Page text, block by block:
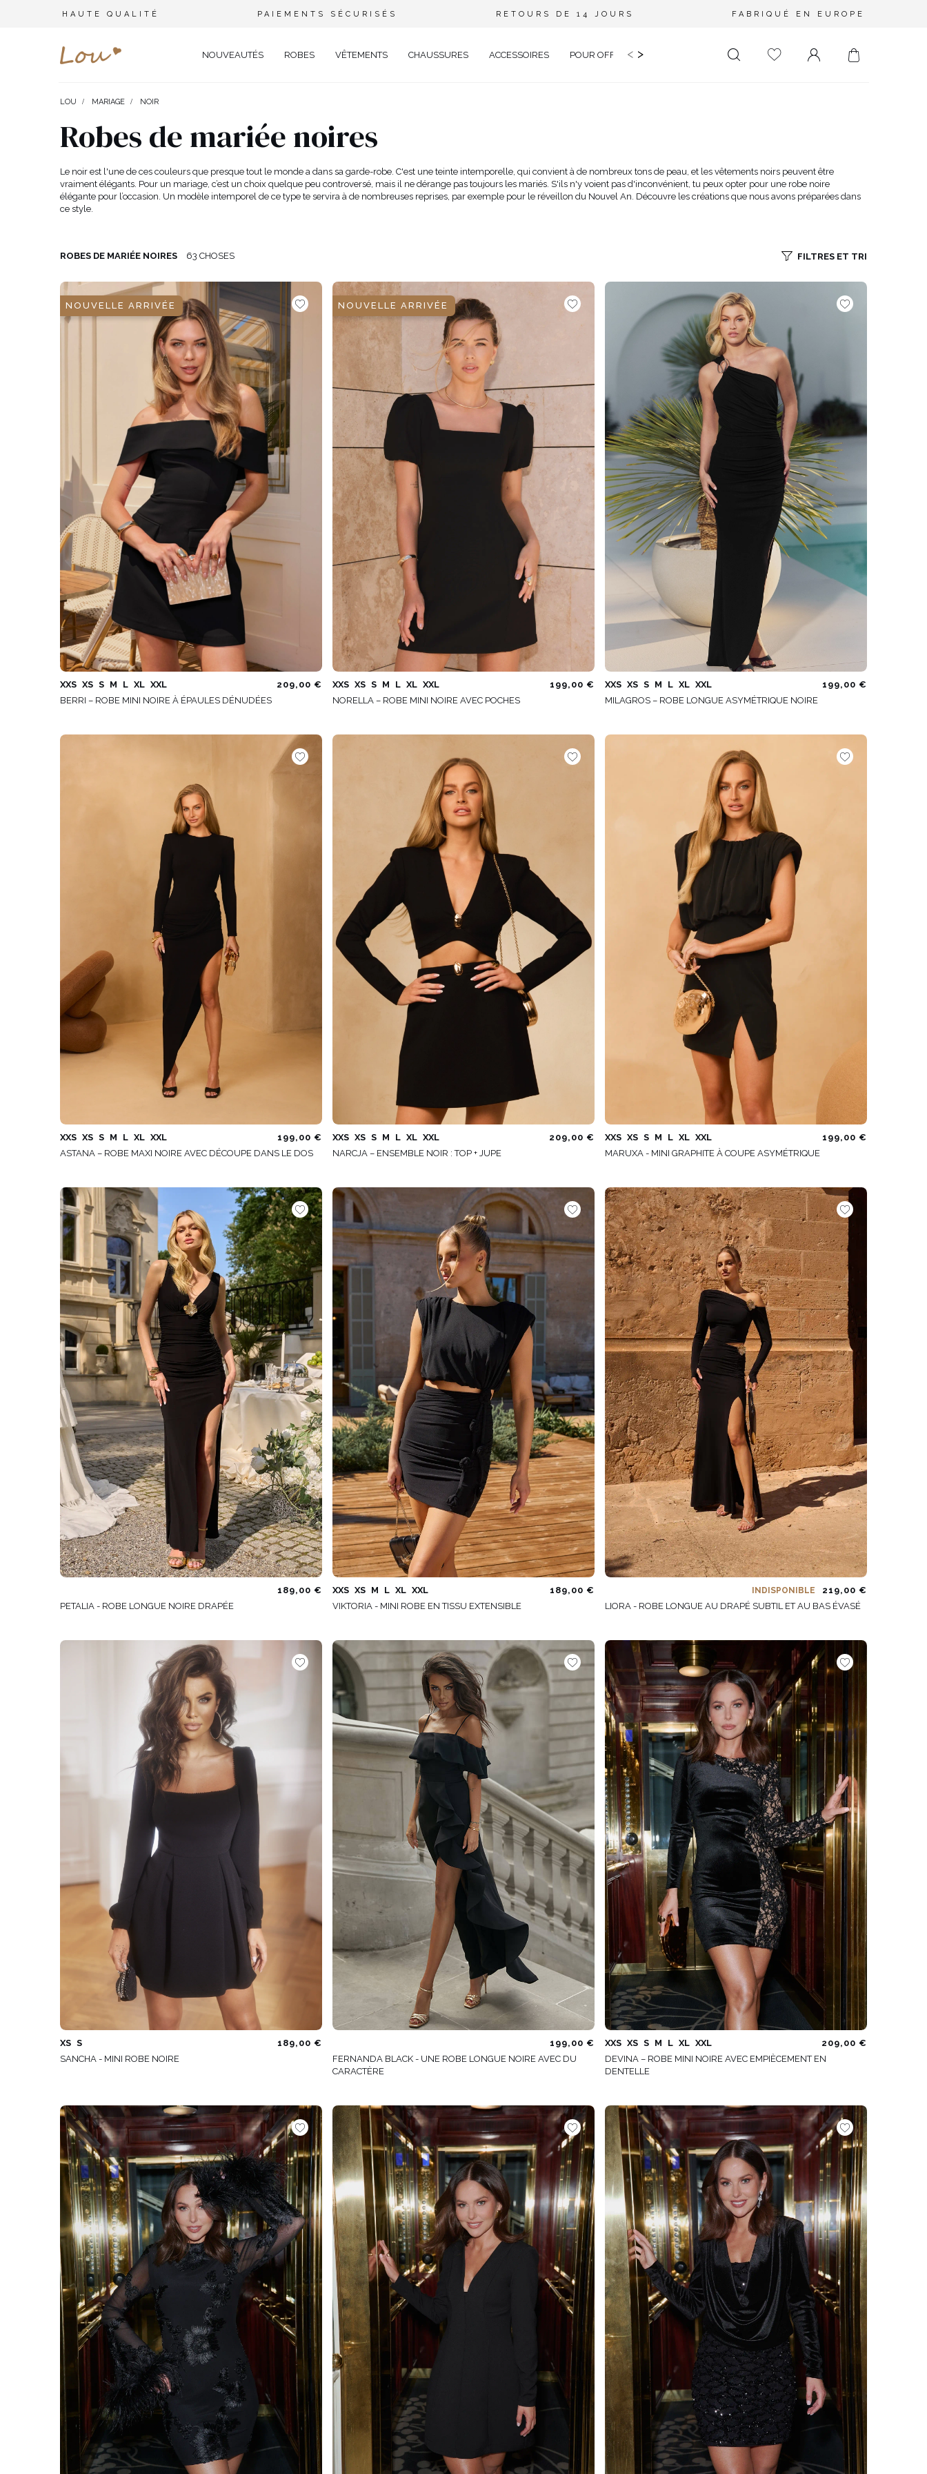
HAUTE QUALITÉ PAIEMENTS SÉCURISÉS RETOURS DE 14 JOURS FABRIQUÉ EN EUROPE
NOUVEAUTÉS ROBES
FÊTE DE MARIAGE
MARIAGE
BAPTÊME
BAL DE PROMO
COMMUNION
OFFICIEL
ÉLÉGANT
SOIRÉE
DENTELLE
APPARIÉ
JEAN
TRICOTÉ
MIDI
MAXI
DANS LE DOS
CARRÉ
SAISON / TISSU
ÉTÉ
PRINTEMPS
MANCHES / BRETELLES
AVEC DES MANCHES
AVEC DES MANCHES
COURTES
SUR LES BRETELLES
SANS BRETELLES
CATÉGORIES
POPULAIRES
NOUVEAUTÉS
PLUS
DÉCOUVREZ LES
NOUVEAUTÉS
VOIR TOUS
VÊTEMENTS
COMBINAISONS
T-SHIRTS
JUPES
VOIR TOUS
CHAUSSURES ACCESSOIRES
BRANCHES
CEINTURES
BIJOUX
VOIR TOUS
POUR OFFRIR MARIAGE PLUS SIZE SALE
< >
LOU MARIAGE NOIR
Robes de mariée noires
Le noir est l'une de ces couleurs que presque tout le monde a dans sa garde-robe. C'est une teinte intemporelle, qui convient à de nombreux tons de peau, et les vêtements noirs peuvent être
vraiment élégants. Pour un mariage, c’est un choix quelque peu controversé, mais il ne dérange pas toujours les mariés. S'ils n'y voient pas d'inconvénient, tu peux opter pour une robe noire
élégante pour l’occasion. Un modèle intemporel de ce type te servira à de nombreuses reprises, par exemple pour le réveillon du Nouvel An. Découvre les créations que nous avons préparées dans
ce style.
ROBES DE MARIÉE NOIRES 63 CHOSES FILTRES ET TRI
NOUVELLE ARRIVÉE
XXS XS S M L XL XXL
209,00 €
BERRI – ROBE MINI NOIRE À ÉPAULES DÉNUDÉES
NOUVELLE ARRIVÉE
XXS XS S M L XL XXL
199,00 €
NORELLA – ROBE MINI NOIRE AVEC POCHES
XXS XS S M L XL XXL
199,00 €
MILAGROS – ROBE LONGUE ASYMÉTRIQUE NOIRE
XXS XS S M L XL XXL
199,00 €
ASTANA – ROBE MAXI NOIRE AVEC DÉCOUPE DANS LE DOS
XXS XS S M L XL XXL
209,00 €
NARCJA – ENSEMBLE NOIR : TOP + JUPE
XXS XS S M L XL XXL
199,00 €
MARUXA - MINI GRAPHITE À COUPE ASYMÉTRIQUE
189,00 €
PETALIA - ROBE LONGUE NOIRE DRAPÉE
XXS XS M L XL XXL
189,00 €
VIKTORIA - MINI ROBE EN TISSU EXTENSIBLE
INDISPONIBLE
219,00 €
LIORA - ROBE LONGUE AU DRAPÉ SUBTIL ET AU BAS ÉVASÉ
XS S
189,00 €
SANCHA - MINI ROBE NOIRE
199,00 €
FERNANDA BLACK - UNE ROBE LONGUE NOIRE AVEC DU
CARACTÈRE
XXS XS S M L XL XXL
209,00 €
DEVINA – ROBE MINI NOIRE AVEC EMPIÈCEMENT EN
DENTELLE